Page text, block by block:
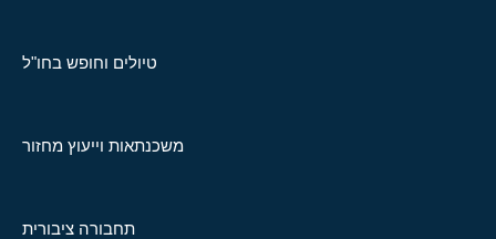
טיולים וחופש בחו"ל
משכנתאות וייעוץ מחזור
תחבורה ציבורית